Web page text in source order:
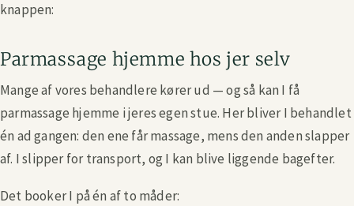
knappen:
Parmassage hjemme hos jer selv
Mange af vores behandlere kører ud — og så kan I få
parmassage hjemme i jeres egen stue. Her bliver I behandlet
én ad gangen: den ene får massage, mens den anden slapper
af. I slipper for transport, og I kan blive liggende bagefter.
Det booker I på én af to måder: